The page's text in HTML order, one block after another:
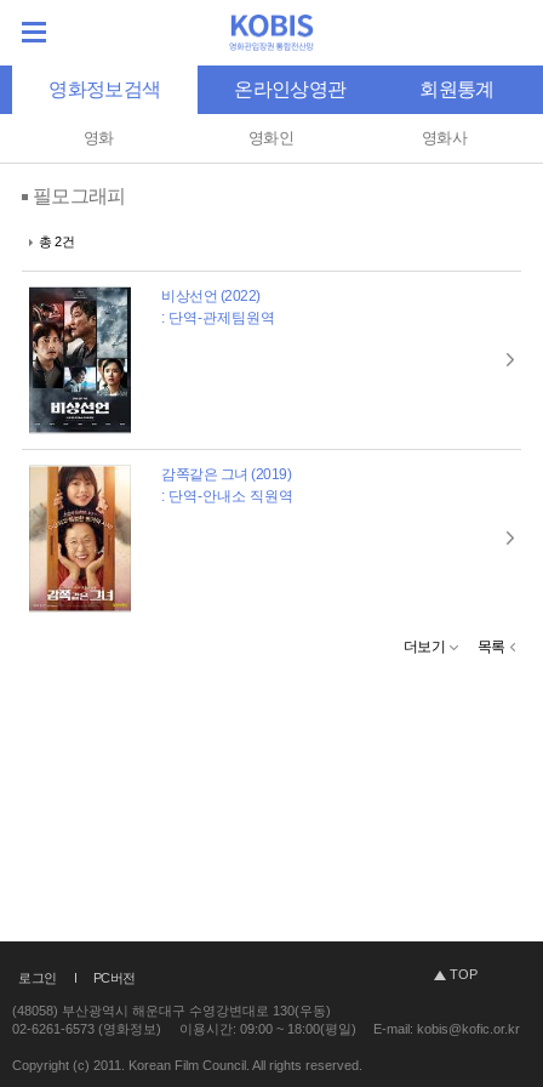
영화정보검색 온라인상영관 회원통계
영화 영화인 영화사
필모그래피
총 2건
비상선언 (2022)
: 단역-관제팀원역
감쪽같은 그녀 (2019)
: 단역-안내소 직원역
더보기 목록
로그인 PC버전 TOP
(48058) 부산광역시 해운대구 수영강변대로 130(우동)
02-6261-6573 (영화정보)
이용시간: 09:00 ~ 18:00(평일) E-mail: kobis@kofic.or.kr
Copyright (c) 2011. Korean Film Council. All rights reserved.